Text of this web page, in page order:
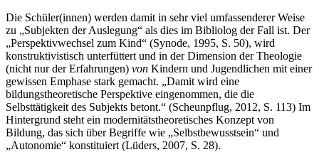
Die Schüler(innen) werden damit in sehr viel umfassenderer Weise
zu „Subjekten der Auslegung“ als dies im Bibliolog der Fall ist. Der
„Perspektivwechsel zum Kind“ (Synode, 1995, S. 50), wird
konstruktivistisch unterfüttert und in der Dimension der Theologie
(nicht nur der Erfahrungen) von Kindern und Jugendlichen mit einer
gewissen Emphase stark gemacht. „Damit wird eine
bildungstheoretische Perspektive eingenommen, die die
Selbsttätigkeit des Subjekts betont.“ (Scheunpflug, 2012, S. 113) Im
Hintergrund steht ein modernitätstheoretisches Konzept von
Bildung, das sich über Begriffe wie „Selbstbewusstsein“ und
„Autonomie“ konstituiert (Lüders, 2007, S. 28).